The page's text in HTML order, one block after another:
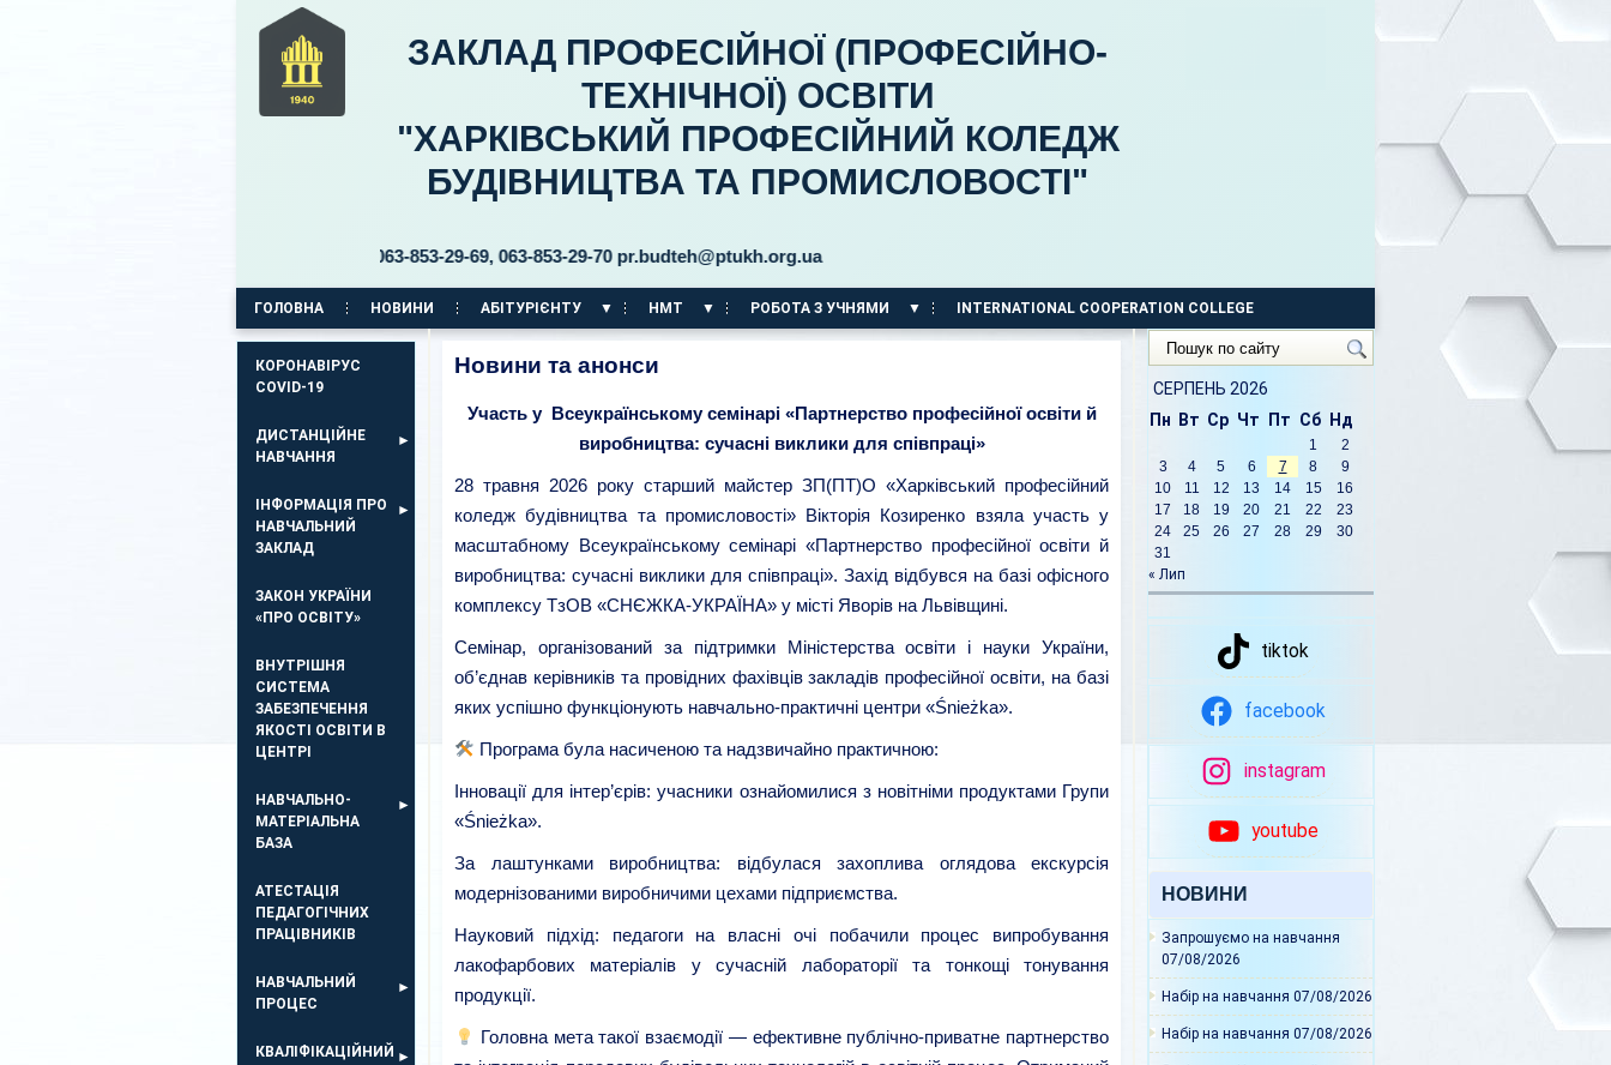
ЗАКЛАД ПРОФЕСІЙНОЇ (ПРОФЕСІЙНО-
ТЕХНІЧНОЇ) ОСВІТИ
"ХАРКІВСЬКИЙ ПРОФЕСІЙНИЙ КОЛЕДЖ
БУДІВНИЦТВА ТА ПРОМИСЛОВОСТІ"
Б. Хмельницького, 30 тел. 063-853-29-69, 063-853-29-70 pr.budteh@ptukh.org.ua
ГОЛОВНА НОВИНИ АБІТУРІЄНТУ НМТ РОБОТА З УЧНЯМИ INTERNATIONAL COOPERATION COLLEGE
КОРОНАВІРУС
COVID-19
ДИСТАНЦІЙНЕ
НАВЧАННЯ
ІНФОРМАЦІЯ ПРО
НАВЧАЛЬНИЙ
ЗАКЛАД
ЗАКОН УКРАЇНИ
«ПРО ОСВІТУ»
ВНУТРІШНЯ
СИСТЕМА
ЗАБЕЗПЕЧЕННЯ
ЯКОСТІ ОСВІТИ В
ЦЕНТРІ
НАВЧАЛЬНО-
МАТЕРІАЛЬНА
БАЗА
АТЕСТАЦІЯ
ПЕДАГОГІЧНИХ
ПРАЦІВНИКІВ
НАВЧАЛЬНИЙ
ПРОЦЕС
КВАЛІФІКАЦІЙНИЙ
Новини та анонси
Участь у Всеукраїнському семінарі «Партнерство професійної освіти й
виробництва: сучасні виклики для співпраці»
28 травня 2026 року старший майстер ЗП(ПТ)О «Харківський професійний
коледж будівництва та промисловості» Вікторія Козиренко взяла участь у
масштабному Всеукраїнському семінарі «Партнерство професійної освіти й
виробництва: сучасні виклики для співпраці». Захід відбувся на базі офісного
комплексу ТзОВ «СНЄЖКА-УКРАЇНА» у місті Яворів на Львівщині.
Семінар, організований за підтримки Міністерства освіти і науки України,
об’єднав керівників та провідних фахівців закладів професійної освіти, на базі
яких успішно функціонують навчально-практичні центри «Śnieżka».
Програма була насиченою та надзвичайно практичною:
Інновації для інтер’єрів: учасники ознайомилися з новітніми продуктами Групи
«Śnieżka».
За лаштунками виробництва: відбулася захоплива оглядова екскурсія
модернізованими виробничими цехами підприємства.
Науковий підхід: педагоги на власні очі побачили процес випробування
лакофарбових матеріалів у сучасній лабораторії та тонкощі тонування
продукції.
Головна мета такої взаємодії — ефективне публічно-приватне партнерство
Пошук
по
сайту
СЕРПЕНЬ 2026
Пн
Вт Ср Чт Пт Сб Нд
1
2
3
4 5 6 7 8
9
10
11 12 13 14 15
16
17
18 19 20 21 22
23
24
25 26 27 28 29
30
31
« Лип
tiktok
facebook
instagram
youtube
НОВИНИ
Запрошуємо на навчання
07/08/2026
Набір на навчання 07/08/2026
Набір на навчання 07/08/2026